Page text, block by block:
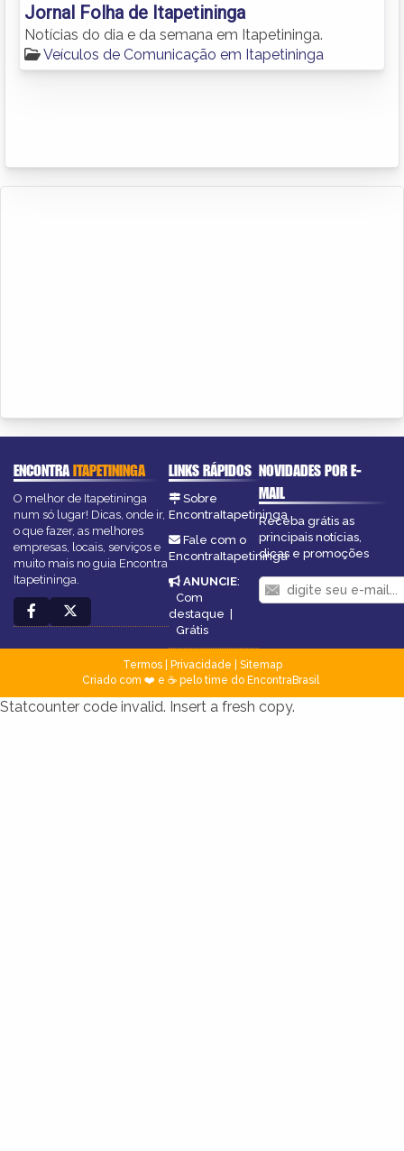
Jornal Folha de Itapetininga
Notícias do dia e da semana em Itapetininga.
Veículos de Comunicação em Itapetininga
ENCONTRAITAPETININGA
O melhor de Itapetininga
num só lugar! Dicas, onde ir,
o que fazer, as melhores
empresas, locais, serviços e
muito mais no guia Encontra
Itapetininga.
LINKS RÁPIDOS
Sobre
EncontraItapetininga
Fale com o
EncontraItapetininga
ANUNCIE:
Com
destaque |
Grátis
NOVIDADES POR E-
MAIL
Receba grátis as
principais notícias,
dicas e promoções
Termos| Privacidade
Sitemap
Criado com ❤️ e ☕ pelo time do EncontraBrasil
Statcounter code invalid. Insert a fresh copy.